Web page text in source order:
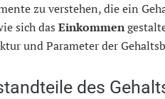
zu verstehen, die ein
sich das Einkommen
und Parameter der
des